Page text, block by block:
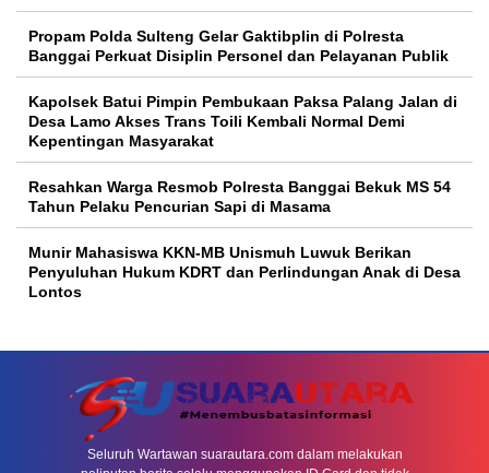
Propam Polda Sulteng Gelar Gaktibplin di Polresta
Banggai Perkuat Disiplin Personel dan Pelayanan Publik
Kapolsek Batui Pimpin Pembukaan Paksa Palang Jalan di
Desa Lamo Akses Trans Toili Kembali Normal Demi
Kepentingan Masyarakat
Resahkan Warga Resmob Polresta Banggai Bekuk MS 54
Tahun Pelaku Pencurian Sapi di Masama
Munir Mahasiswa KKN-MB Unismuh Luwuk Berikan
Penyuluhan Hukum KDRT dan Perlindungan Anak di Desa
Lontos
Seluruh Wartawan suarautara.com dalam melakukan